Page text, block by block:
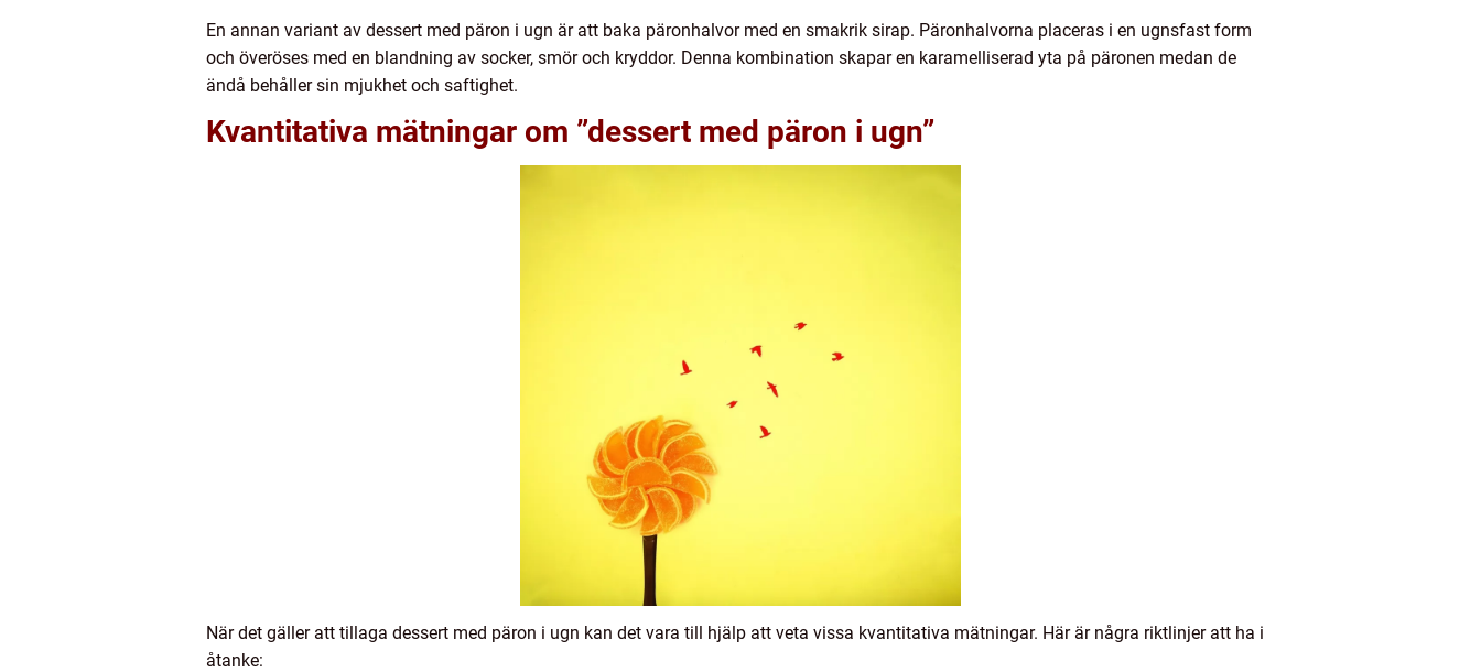
En annan variant av dessert med päron i ugn är att baka päronhalvor med en smakrik sirap. Päronhalvorna placeras i en ugnsfast form
och överöses med en blandning av socker, smör och kryddor. Denna kombination skapar en karamelliserad yta på päronen medan de
ändå behåller sin mjukhet och saftighet.
Kvantitativa mätningar om ”dessert med päron i ugn”
När det gäller att tillaga dessert med päron i ugn kan det vara till hjälp att veta vissa kvantitativa mätningar. Här är några riktlinjer att ha i
åtanke: